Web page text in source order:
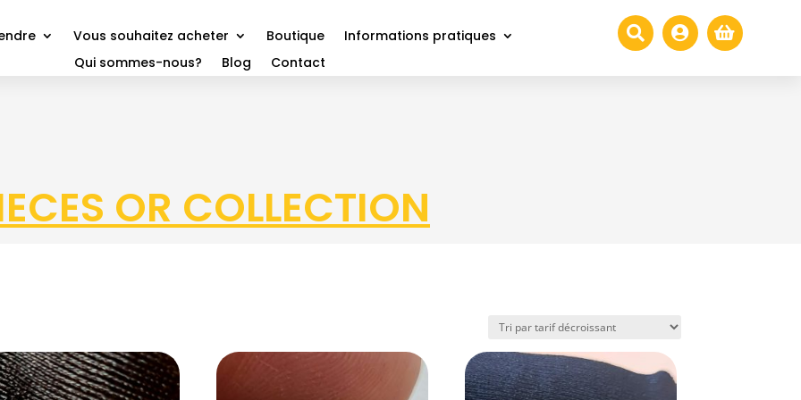
Vous souhaitez acheter Boutique
Informations pratiques
Qui sommes-nous?
Blog Contact
 

OR COLLECTION